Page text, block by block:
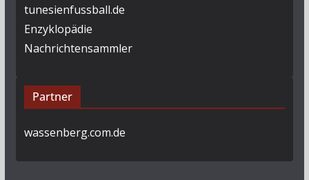
tunesienfussball.de
Enzyklopädie
Nachrichtensammler
Partner
wassenberg.com.de